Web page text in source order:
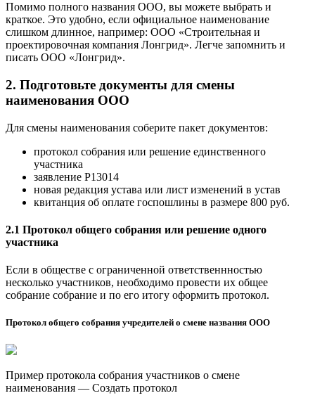
Помимо полного названия ООО, вы можете выбрать и
краткое. Это удобно, если официальное наименование
слишком длинное, например: ООО «Строительная и
проектировочная компания Лонгрид». Легче запомнить и
писать ООО «Лонгрид».
2. Подготовьте документы для смены
наименования ООО
Для смены наименования соберите пакет документов:
протокол собрания или решение единственного
участника
заявление Р13014
новая редакция устава или лист изменений в устав
квитанция об оплате госпошлины в размере 800 руб.
2.1 Протокол общего собрания или решение одного
участника
Если в обществе с ограниченной ответственнностью
несколько участников, необходимо провести их общее
собрание собрание и по его итогу оформить протокол.
Протокол общего собрания учредителей о смене названия ООО
Пример протокола собрания участников о смене
наименования — Создать протокол